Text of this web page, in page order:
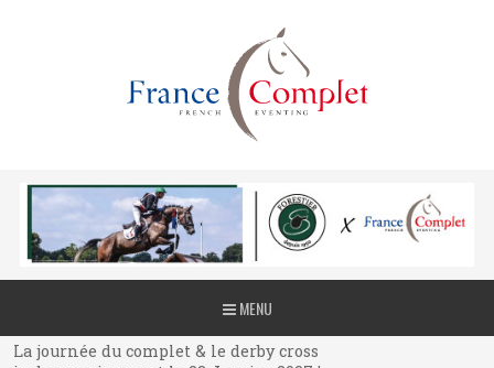
MENU
La journée du complet & le derby cross
indoor reviennent le 23 Janvier 2027 !
La journée du complet & le derby cross